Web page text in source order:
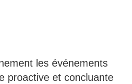
les événements
proactive et concluante